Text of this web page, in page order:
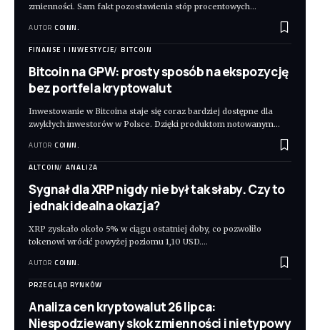
zmienności. Sam fakt pozostawienia stóp procentowych…
AUTOR COINN.
FINANSE I INWESTYCJE BITCOIN
Bitcoin na GPW: prosty sposób na ekspozycję
bez portfela kryptowalut
Inwestowanie w Bitcoina staje się coraz bardziej dostępne dla
zwykłych inwestorów w Polsce. Dzięki produktom notowanym…
AUTOR COINN.
ALTCOIN ANALIZA
Sygnał dla XRP nigdy nie był tak słaby. Czy to
jednak idealna okazja?
XRP zyskało około 5% w ciągu ostatniej doby, co pozwoliło
tokenowi wrócić powyżej poziomu 1,10 USD.…
AUTOR COINN.
PRZEGLĄD RYNKÓW
Analiza cen kryptowalut 26 lipca:
Niespodziewany skok zmienności i nietypowy